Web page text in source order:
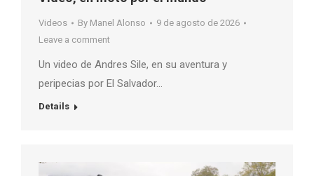
Videos By Manel Alonso
9 de agosto de 2026
Leave a comment
Un video de Andres Sile, en su aventura y
peripecias por El Salvador…
Details